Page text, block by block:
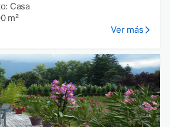
Casa
m²
Ver más